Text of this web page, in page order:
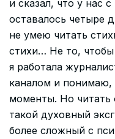
и сказал, что у нас
оставалось четыре
не умею читать
стихи… Не то, чтобы
я работала
каналом и понимаю,
моменты. Но читать
такой духовный
более сложный с